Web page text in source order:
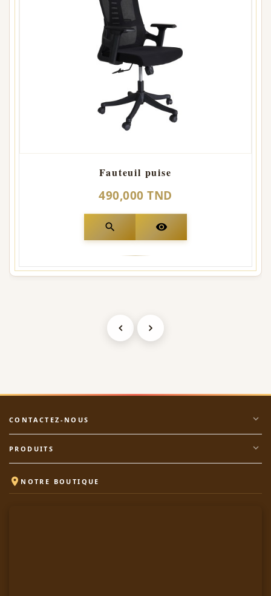
Fauteuil puise
490,000 TND
search visibility
CONTACTEZ-NOUS expand_more
PRODUITS expand_more
 NOTRE BOUTIQUE